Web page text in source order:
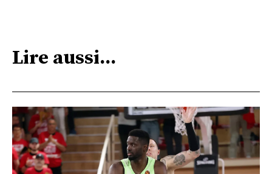
Lire aussi...